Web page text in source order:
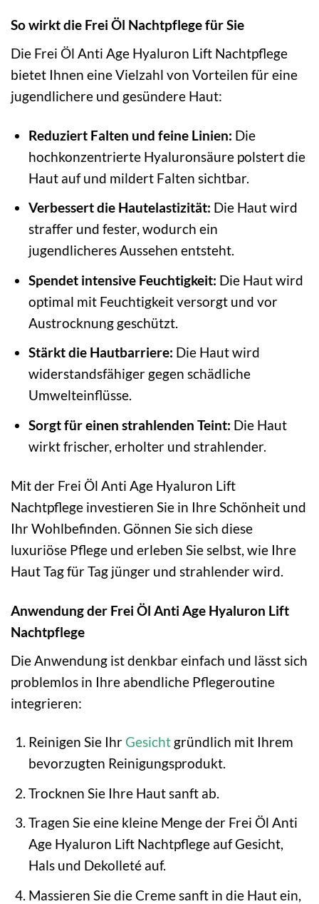
So wirkt die Frei Öl Nachtpflege für Sie
Die Frei Öl Anti Age Hyaluron Lift Nachtpflege
bietet Ihnen eine Vielzahl von Vorteilen für eine
jugendlichere und gesündere Haut:
Reduziert Falten und feine Linien: Die
hochkonzentrierte Hyaluronsäure polstert die
Haut auf und mildert Falten sichtbar.
Verbessert die Hautelastizität: Die Haut wird
straffer und fester, wodurch ein
jugendlicheres Aussehen entsteht.
Spendet intensive Feuchtigkeit: Die Haut wird
optimal mit Feuchtigkeit versorgt und vor
Austrocknung geschützt.
Stärkt die Hautbarriere: Die Haut wird
widerstandsfähiger gegen schädliche
Umwelteinflüsse.
Sorgt für einen strahlenden Teint: Die Haut
wirkt frischer, erholter und strahlender.
Mit der Frei Öl Anti Age Hyaluron Lift
Nachtpflege investieren Sie in Ihre Schönheit und
Ihr Wohlbefinden. Gönnen Sie sich diese
luxuriöse Pflege und erleben Sie selbst, wie Ihre
Haut Tag für Tag jünger und strahlender wird.
Anwendung der Frei Öl Anti Age Hyaluron Lift
Nachtpflege
Die Anwendung ist denkbar einfach und lässt sich
problemlos in Ihre abendliche Pflegeroutine
integrieren:
Reinigen Sie Ihr Gesichtgründlich mit Ihrem
bevorzugten Reinigungsprodukt.
Trocknen Sie Ihre Haut sanft ab.
Tragen Sie eine kleine Menge der Frei Öl Anti
Age Hyaluron Lift Nachtpflege auf Gesicht,
Hals und Dekolleté auf.
Massieren Sie die Creme sanft in die Haut ein,